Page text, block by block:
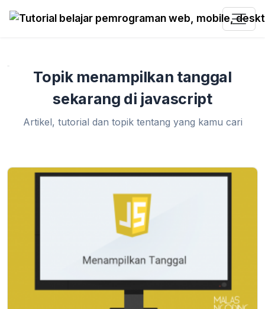
Topik menampilkan tanggal
sekarang di javascript
Artikel, tutorial dan topik tentang yang kamu cari